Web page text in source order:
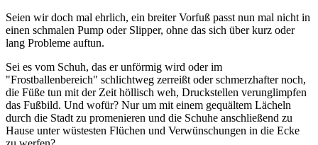
Seien wir doch mal ehrlich, ein breiter Vorfuß passt nun mal nicht in
einen schmalen Pump oder Slipper, ohne das sich über kurz oder
lang Probleme auftun.
Sei es vom Schuh, das er unförmig wird oder im
"Frostballenbereich" schlichtweg zerreißt oder schmerzhafter noch,
die Füße tun mit der Zeit höllisch weh, Druckstellen verunglimpfen
das Fußbild. Und wofür? Nur um mit einem gequältem Lächeln
durch die Stadt zu promenieren und die Schuhe anschließend zu
Hause unter wüstesten Flüchen und Verwünschungen in die Ecke